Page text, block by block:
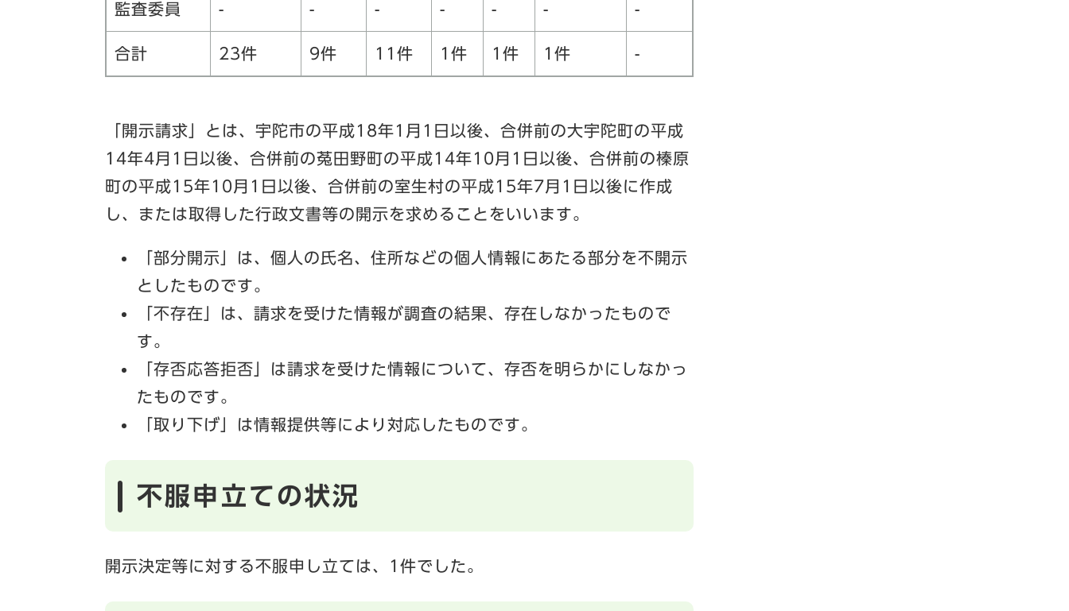
監査委員 - - - - - - -
合計 23件 9件 11件 1件 1件 1件 -
「開示請求」とは、宇陀市の平成18年1月1日以後、合併前の大宇陀町の平成
14年4月1日以後、合併前の菟田野町の平成14年10月1日以後、合併前の榛原
町の平成15年10月1日以後、合併前の室生村の平成15年7月1日以後に作成
し、または取得した行政文書等の開示を求めることをいいます。
「部分開示」は、個人の氏名、住所などの個人情報にあたる部分を不開示
としたものです。
「不存在」は、請求を受けた情報が調査の結果、存在しなかったもので
す。
「存否応答拒否」は請求を受けた情報について、存否を明らかにしなかっ
たものです。
「取り下げ」は情報提供等により対応したものです。
不服申立ての状況
開示決定等に対する不服申し立ては、1件でした。